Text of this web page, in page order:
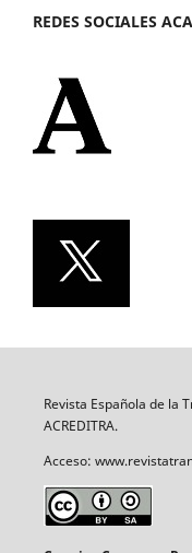
REDES SOCIALES
Revista Española de la
ACREDITRA.
Acceso: